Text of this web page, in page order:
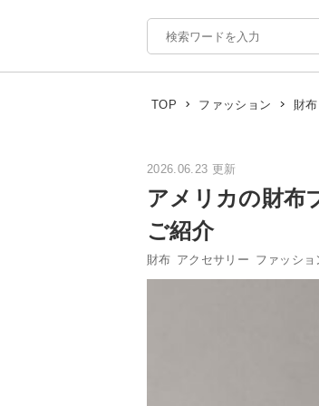
TOP ファッション 財布
2026.06.23 更新
アメリカの財布
ご紹介
財布 アクセサリー ファッショ